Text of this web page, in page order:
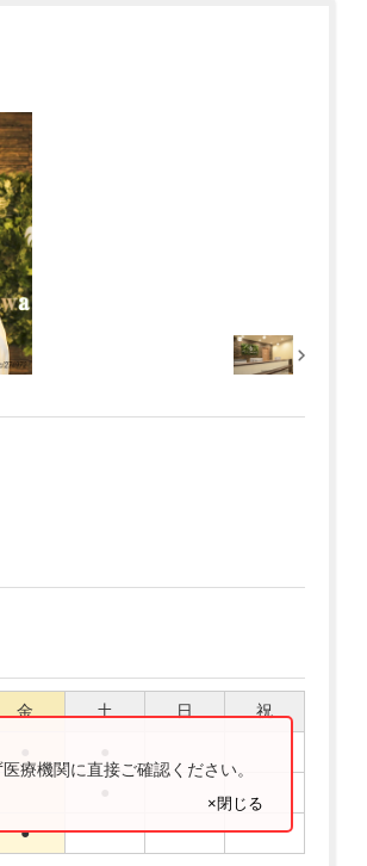
金 土 日 祝
●
療機関に直接ご確認ください。
×閉じる